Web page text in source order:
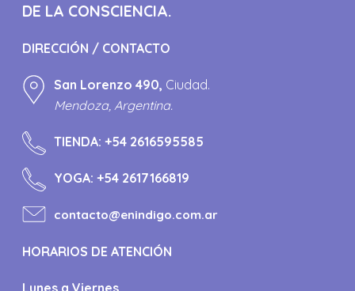
DE LA CONSCIENCIA.
DIRECCIÓN / CONTACTO
San Lorenzo 490, Ciudad.
Mendoza, Argentina.
TIENDA:+54 2616595585
YOGA:+54 2617166819
contacto@enindigo.com.ar
HORARIOS DE ATENCIÓN
Lunes a Viernes